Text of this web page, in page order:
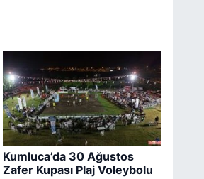
Kumluca’da 30 Ağustos
Zafer Kupası Plaj Voleybolu